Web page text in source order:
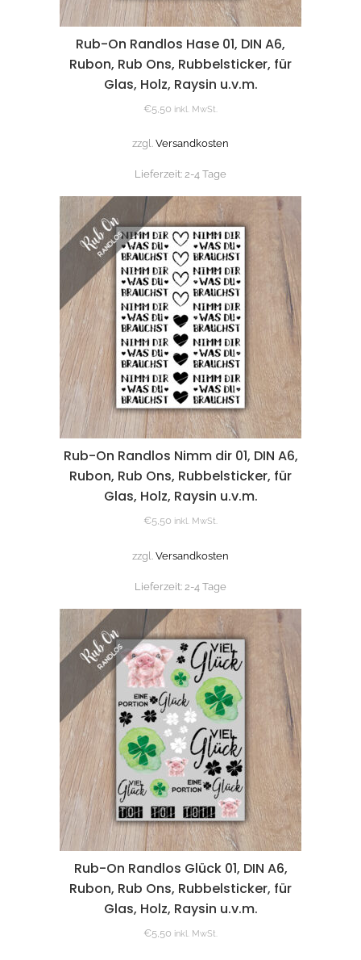
Rub-On Randlos Hase 01, DIN A6,
Rubon, Rub Ons, Rubbelsticker, für
Glas, Holz, Raysin u.v.m.
€5,50 inkl. MwSt.
zzgl. Versandkosten
Lieferzeit: 2-4 Tage
Rub-On Randlos Nimm dir 01, DIN A6,
Rubon, Rub Ons, Rubbelsticker, für
Glas, Holz, Raysin u.v.m.
€5,50 inkl. MwSt.
zzgl. Versandkosten
Lieferzeit: 2-4 Tage
Rub-On Randlos Glück 01, DIN A6,
Rubon, Rub Ons, Rubbelsticker, für
Glas, Holz, Raysin u.v.m.
€5,50 inkl. MwSt.